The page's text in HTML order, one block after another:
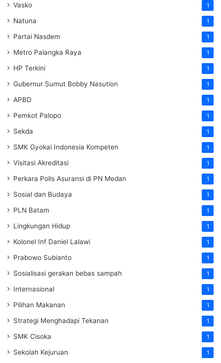
Vasko 1
Natuna 1
Partai Nasdem 1
Metro Palangka Raya 1
HP Terkini 1
Gubernur Sumut Bobby Nasution 1
APBD 1
Pemkot Palopo 1
Sekda 1
SMK Gyokai Indonesia Kompeten 1
Visitasi Akreditasi 1
Perkara Polis Asuransi di PN Medan 1
Sosial dan Budaya 1
PLN Batam 1
Lingkungan Hidup 1
Kolonel Inf Daniel Lalawi 1
Prabowo Subianto 1
Sosialisasi gerakan bebas sampah 1
Internasional 1
Pilihan Makanan 1
Strategi Menghadapi Tekanan 1
SMK Cisoka 1
Sekolah Kejuruan 1